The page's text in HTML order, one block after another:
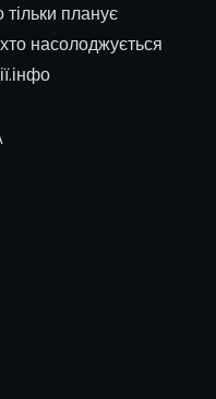
планує
насолоджується